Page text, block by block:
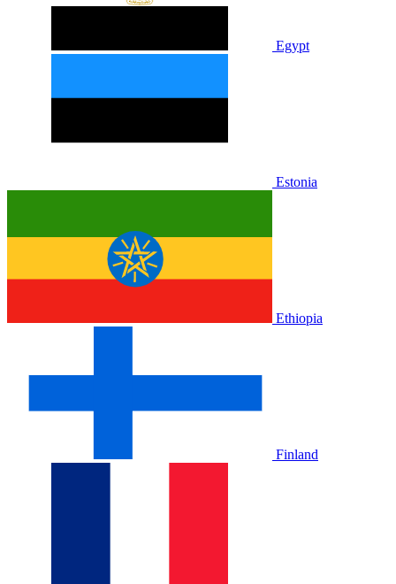
Egypt
Estonia
Ethiopia
Finland